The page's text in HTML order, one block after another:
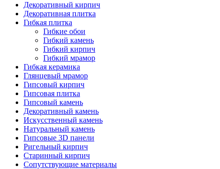
Декоративный кирпич
Декоративная плитка
Гибкая плитка
Гибкие обои
Гибкий камень
Гибкий кирпич
Гибкий мрамор
Гибкая керамика
Глянцевый мрамор
Гипсовый кирпич
Гипсовая плитка
Гипсовый камень
Декоративный камень
Искусственный камень
Натуральный камень
Гипсовые 3D панели
Ригельный кирпич
Старинный кирпич
Сопутствующие материалы